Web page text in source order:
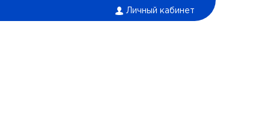
Личный кабинет